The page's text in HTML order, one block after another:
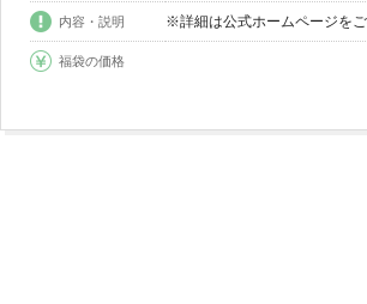
内容・説明 ※詳細は公式ホームページをご
福袋の価格